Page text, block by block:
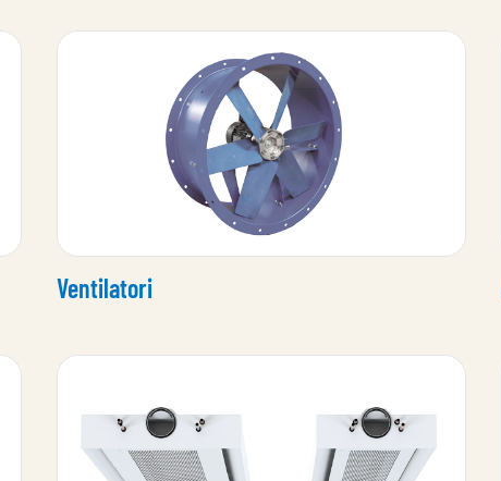
Ventilatori